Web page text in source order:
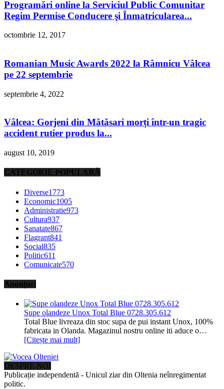
Programări online la Serviciul Public Comunitar
Regim Permise Conducere şi Înmatricularea...
octombrie 12, 2017
Romanian Music Awards 2022 la Râmnicu Vâlcea
pe 22 septembrie
septembrie 4, 2022
Vâlcea: Gorjeni din Mătăsari morți într-un tragic
accident rutier produs la...
august 10, 2019
CATEGORIE POPULARĂ
Diverse1773
Economic1005
Administratie973
Cultura937
Sanatate867
Flagrant841
Social835
Politic611
Comunicate570
Anunțuri
Supe olandeze Unox Total Blue 0728.305.612
Total Blue livreaza din stoc supa de pui instant Unox, 100%
fabricata in Olanda. Magazinul nostru online iti aduce o…
[Citește mai mult]
DESPRE NOI
Publicație independentă - Unicul ziar din Oltenia neînregimentat
politic.